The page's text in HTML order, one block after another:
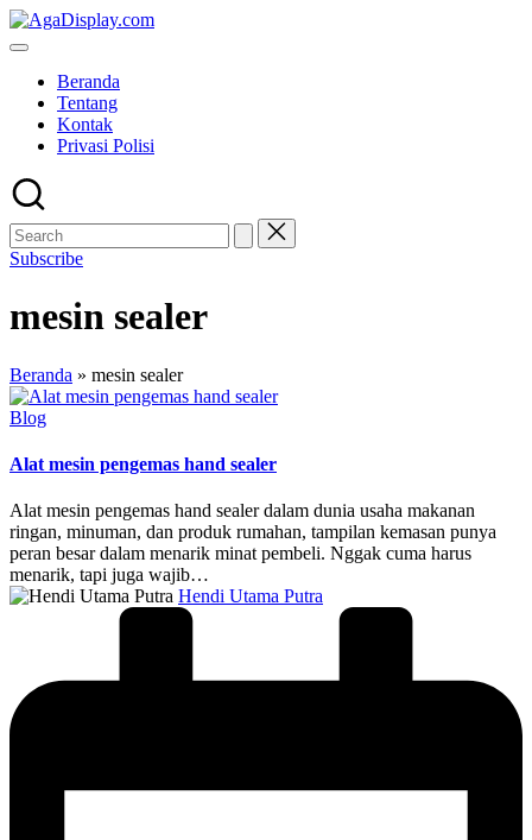
Skip
to
Beranda
Tentang
Kontak
Privasi Polisi
Subscribe
mesin sealer
Beranda » mesin sealer
Posted
Blog
Alat mesin pengemas hand sealer
Alat mesin pengemas hand sealer dalam dunia usaha makanan
ringan, minuman, dan produk rumahan, tampilan kemasan punya
peran besar dalam menarik minat pembeli. Nggak cuma harus
menarik, tapi juga wajib…
Posted
Hendi Utama Putra